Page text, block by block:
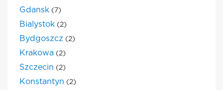
Gdansk (7)
Bialystok (2)
Bydgoszcz (2)
Krakowa (2)
Szczecin (2)
Konstantyn (2)